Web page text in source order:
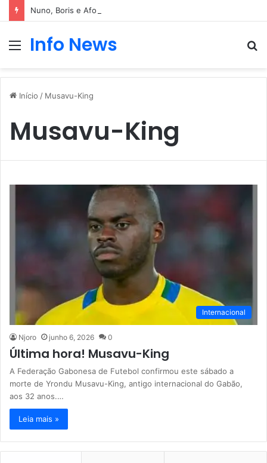
Nuno, Boris e Afonso protagonizam dança sensual
Menu
Info News
Início / Musavu-King
Musavu-King
Internacional
Njoro junho 6, 2026 0
Última hora! Musavu-King
A Federação Gabonesa de Futebol confirmou este sábado a
morte de Yrondu Musavu-King, antigo internacional do Gabão,
aos 32 anos.…
Leia mais »